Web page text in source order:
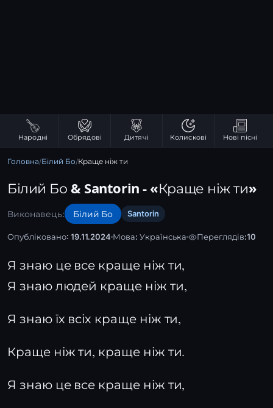
Народні Обрядові Дитячі Колискові Нові пісні
Головна/Білий Бо/Краще ніж ти
Білий Бо & Santorin - «Краще ніж ти»
Виконавець: Білий Бо Santorin
Опубліковано: 19.11.2024 Мова: Українська Переглядів:10
Я знаю це все краще ніж ти,
Я знаю людей краще ніж ти,
Я знаю їх всіх краще ніж ти,
Краще ніж ти, краще ніж ти.
Я знаю це все краще ніж ти,